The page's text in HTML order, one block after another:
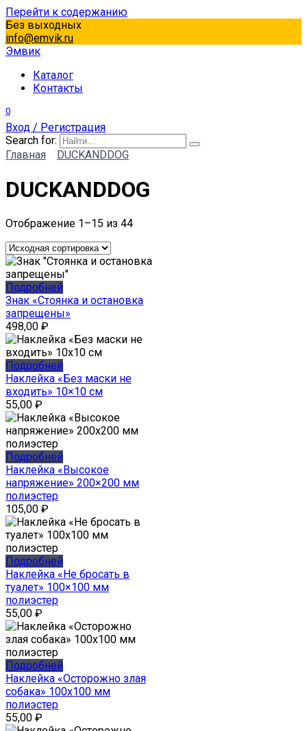
Перейти к содержанию
Без выходных
info@emvik.ru
Эмвик
Каталог
Контакты
0
Вход / Регистрация
Search for:
Главная
DUCKANDDOG
DUCKANDDOG
Отображение 1–15 из 44
Подробней
Знак «Стоянка и остановка
запрещены»
498,00 ₽
Подробней
Наклейка «Без маски не
входить» 10×10 см
55,00 ₽
Подробней
Наклейка «Высокое
напряжение» 200×200 мм
полиэстер
105,00 ₽
Подробней
Наклейка «Не бросать в
туалет» 100×100 мм
полиэстер
55,00 ₽
Подробней
Наклейка «Осторожно злая
собака» 100х100 мм
полиэстер
55,00 ₽